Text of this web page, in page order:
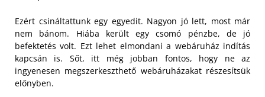
Ezért csináltattunk egy egyedit. Nagyon jó lett, most már
nem bánom. Hiába került egy csomó pénzbe, de jó
befektetés volt. Ezt lehet elmondani a webáruház indítás
kapcsán is. Sőt, itt még jobban fontos, hogy ne az
ingyenesen megszerkeszthető webáruházakat részesítsük
előnyben.